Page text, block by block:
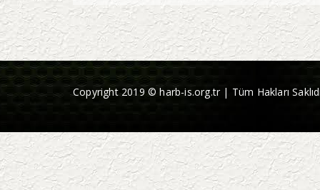
Copyright 2019 © harb-is.org.tr | Tüm Hakları